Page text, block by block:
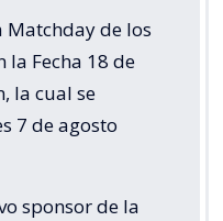
Matchday de los
Fecha 18 de
la cual se
7 de agosto
sponsor de la